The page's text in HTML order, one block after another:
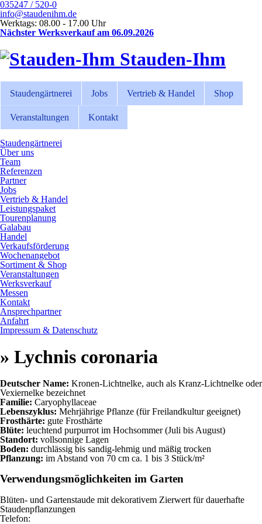
035247 / 520-0
info@staudenihm.de
Werktags: 08.00 - 17.00 Uhr
Nächster Werksverkauf am 06.09.2026
Stauden-Ihm
Staudengärtnerei Jobs Vertrieb & Handel Shop
Veranstaltungen Kontakt
Staudengärtnerei
Über uns
Team
Referenzen
Partner
Jobs
Vertrieb & Handel
Leistungspaket
Tourenplanung
Galabau
Handel
Verkaufsförderung
Wochenangebot
Sortiment & Shop
Veranstaltungen
Werksverkauf
Messen
Kontakt
Ansprechpartner
Anfahrt
Impressum & Datenschutz
» Lychnis coronaria
Deutscher Name: Kronen-Lichtnelke, auch als Kranz-Lichtnelke oder
Vexiernelke bezeichnet
Familie: Caryophyllaceae
Lebenszyklus: Mehrjährige Pflanze (für Freilandkultur geeignet)
Frosthärte: gute Frosthärte
Blüte: leuchtend purpurrot im Hochsommer (Juli bis August)
Standort: vollsonnige Lagen
Boden: durchlässig bis sandig-lehmig und mäßig trocken
Pflanzung: im Abstand von 70 cm ca. 1 bis 3 Stück/m²
Verwendungsmöglichkeiten im Garten
Blüten- und Gartenstaude mit dekorativem Zierwert für dauerhafte
Staudenpflanzungen
Telefon: